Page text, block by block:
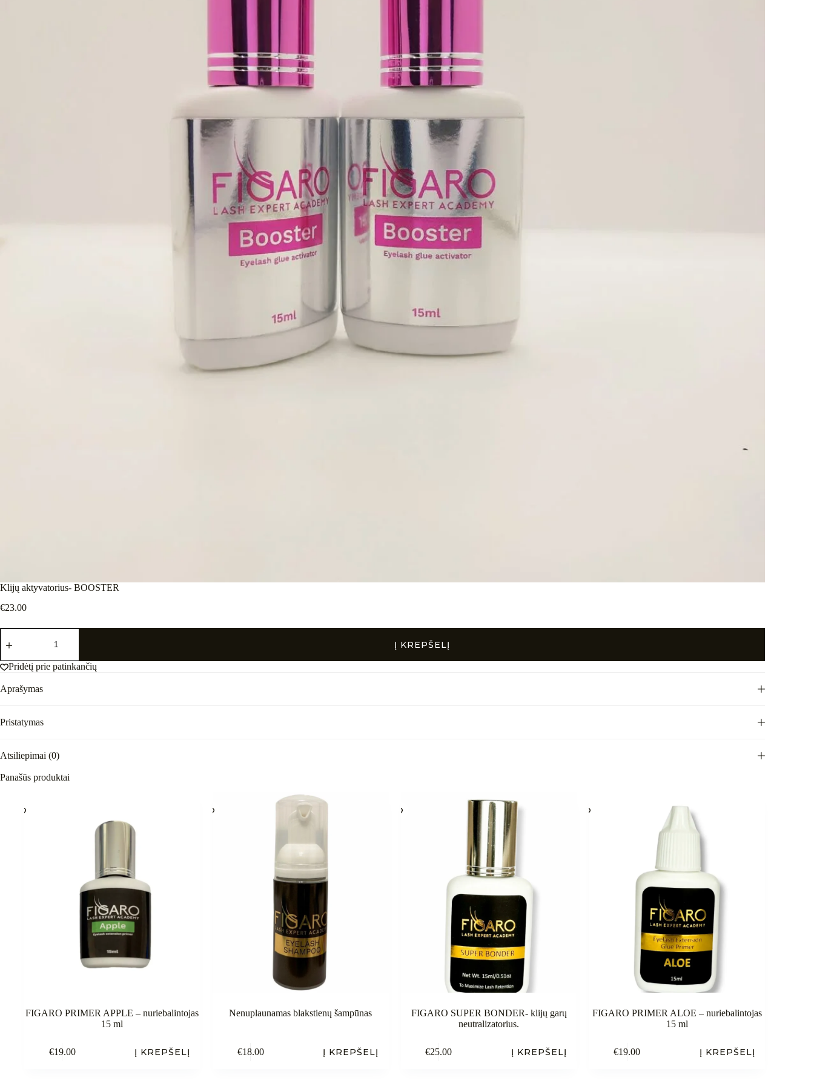
Klijų aktyvatorius- BOOSTER
€23.00
produkto
kiekis:
aktyvatorius-
BOOSTER
Į KREPŠELĮ
Pridėtį prie patinkančių
Aprašymas
Pristatymas
Atsiliepimai (0)
Panašūs produktai
FIGARO PRIMER APPLE – nuriebalintojas
15 ml
€19.00 Į KREPŠELĮ
Nenuplaunamas blakstienų šampūnas
€18.00 Į KREPŠELĮ
FIGARO SUPER BONDER- klijų garų
neutralizatorius.
€25.00 Į KREPŠELĮ
FIGARO PRIMER ALOE – nuriebalintojas
15 ml
€19.00 Į KREPŠELĮ